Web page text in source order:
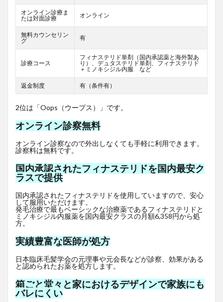
オンライン診療ま
たは対面診療
オンライン
無料カウンセリン
グ
有
診療コース
フィナステリド単剤（国内承認薬と海外製あ
り）、デュタステリド単剤、フィナステリド
＋ミノキシジル内服 など
返金制度 有（条件有）
2位は「Oops（ウープス）」です。
オンライン診察無料
オンライン診察なので外出しなくても手軽に利用できます。
診察料は無料です。
国内承認されたフィナステリドを国内最安ク
ラスで提供
国内承認されたフィナステリドを使用していますので、安心
して服用いただけます。
発毛治療で最もベーシックな治療薬であるフィナステリドと
ミノキシジル内服薬を国内最安クラスの月額6,358円から処
方。
実績豊富な医師が処方
日本臨床毛髪学会の元理事や元会長などが診察、効果がある
と認められたお薬を処方します。
箱ごと堂々と家におけるデザインで家族にも
バレにくい